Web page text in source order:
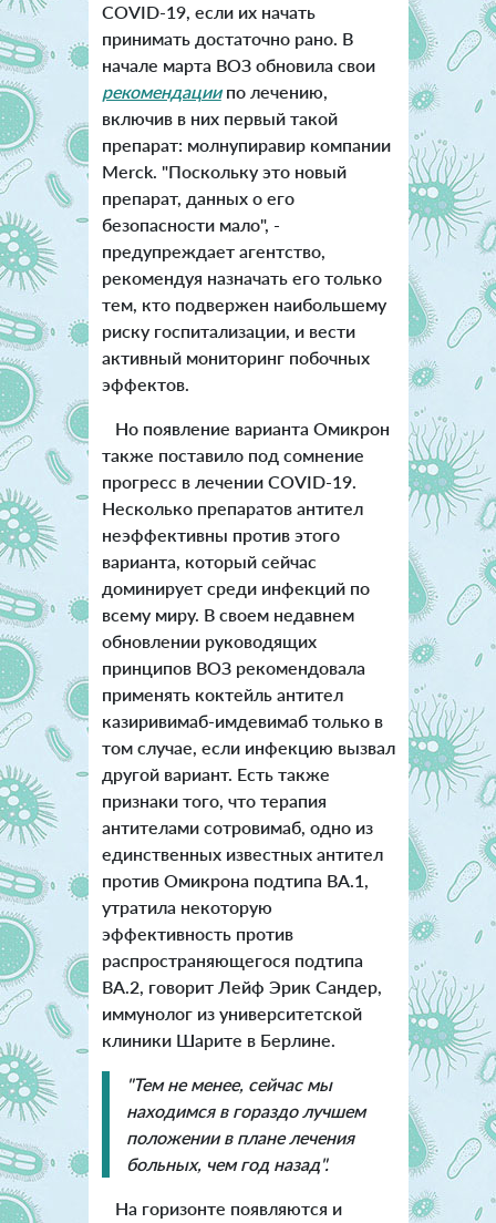
COVID-19, если их начать
принимать достаточно рано. В
начале марта ВОЗ обновила свои
рекомендациипо лечению,
включив в них первый такой
препарат: молнупиравир компании
Merck. "Поскольку это новый
препарат, данных о его
безопасности мало", -
предупреждает агентство,
рекомендуя назначать его только
тем, кто подвержен наибольшему
риску госпитализации, и вести
активный мониторинг побочных
эффектов.
Но появление варианта Омикрон
также поставило под сомнение
прогресс в лечении COVID-19.
Несколько препаратов антител
неэффективны против этого
варианта, который сейчас
доминирует среди инфекций по
всему миру. В своем недавнем
обновлении руководящих
принципов ВОЗ рекомендовала
применять коктейль антител
казиривимаб-имдевимаб только в
том случае, если инфекцию вызвал
другой вариант. Есть также
признаки того, что терапия
антителами сотровимаб, одно из
единственных известных антител
против Омикрона подтипа BA.1,
утратила некоторую
эффективность против
распространяющегося подтипа
BA.2, говорит Лейф Эрик Сандер,
иммунолог из университетской
клиники Шарите в Берлине.
"Тем не менее, сейчас мы
находимся в гораздо лучшем
положении в плане лечения
больных, чем год назад".
На горизонте появляются и